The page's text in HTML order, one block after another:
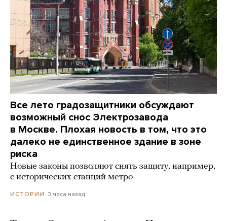
Все лето градозащитники обсуждают
возможный снос Электрозавода
в Москве. Плохая новость в том, что это
далеко не единственное здание в зоне
риска
Новые законы позволяют снять защиту, например,
с исторических станций метро
ИСТОРИИ 3 часа назад